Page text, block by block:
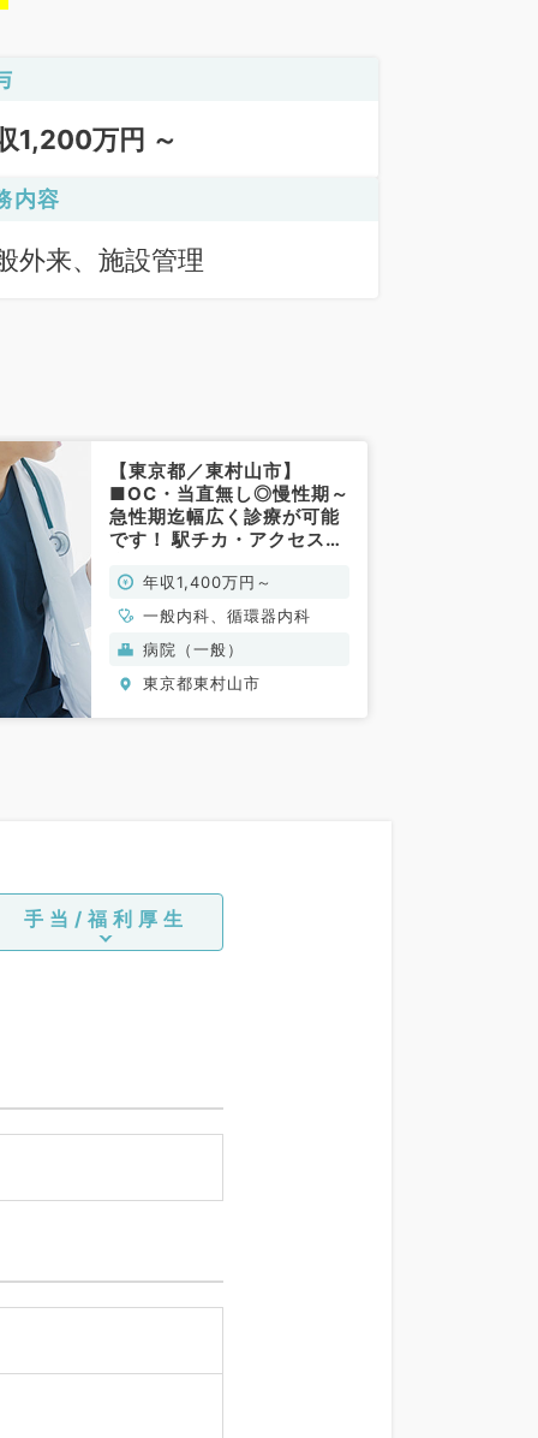
1,200万円 ～
内容
外来、施設管理
【東京都／東村山市】
■OC・当直無し◎慢性期～
急性期迄幅広く診療が可能
です！ 駅チカ・アクセス便
（一般内科／常勤）
年収1,400万円～
一般内科、循環器内科
病院（一般）
東京都東村山市
手当/福利厚生